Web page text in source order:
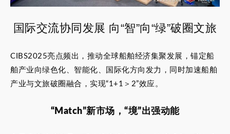
国际交流协同发展 向“智”向“绿”破圈文旅
CIBS2025亮点频出，推动全球船舶经济集聚发展，锚定船
舶产业向绿色化、智能化、国际化方向发力，同时加速船舶
产业与文旅破圈融合，实现“1+1＞2”效应。
“Match”新市场，“境”出强动能